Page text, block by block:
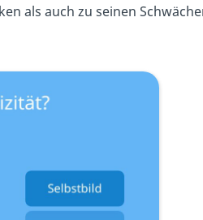
als auch zu seinen